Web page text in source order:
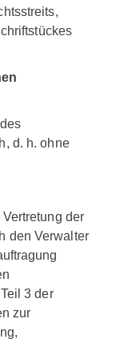
d. h. ohne
der
den Verwalter
3 der
zur